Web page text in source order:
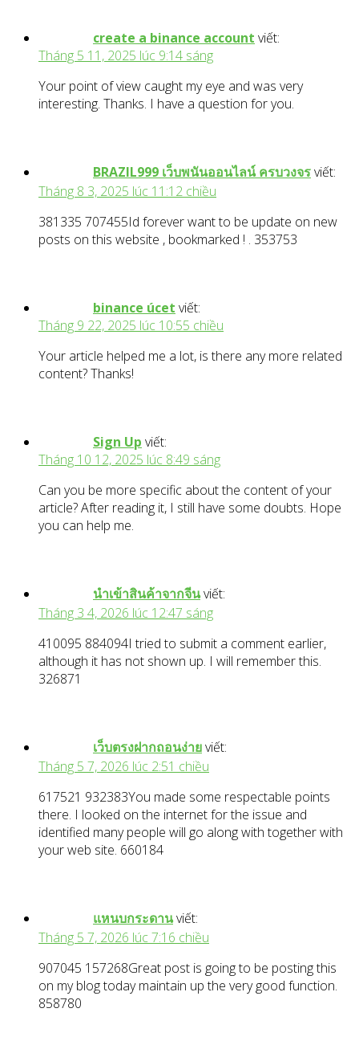
create a binance account viết:
Tháng 5 11, 2025 lúc 9:14 sáng
Your point of view caught my eye and was very
interesting. Thanks. I have a question for you.
BRAZIL999 เว็บพนันออนไลน์ ครบวงจรviết:
Tháng 8 3, 2025 lúc 11:12 chiều
381335 707455Id forever want to be update on new
posts on this website , bookmarked ! . 353753
binance úcet viết:
Tháng 9 22, 2025 lúc 10:55 chiều
Your article helped me a lot, is there any more related
content? Thanks!
Sign Up viết:
Tháng 10 12, 2025 lúc 8:49 sáng
Can you be more specific about the content of your
article? After reading it, I still have some doubts. Hope
you can help me.
นำเข้าสินค้าจากจีนviết:
Tháng 3 4, 2026 lúc 12:47 sáng
410095 884094I tried to submit a comment earlier,
although it has not shown up. I will remember this.
326871
เว็บตรงฝากถอนง่ายviết:
Tháng 5 7, 2026 lúc 2:51 chiều
617521 932383You made some respectable points
there. I looked on the internet for the issue and
identified many people will go along with together with
your web site. 660184
แหนบกระดานviết:
Tháng 5 7, 2026 lúc 7:16 chiều
907045 157268Great post is going to be posting this
on my blog today maintain up the very good function.
858780